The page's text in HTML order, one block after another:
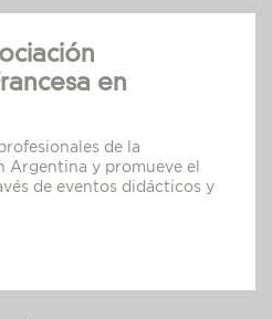
en
de la
Argentina y promueve el
de eventos didácticos y